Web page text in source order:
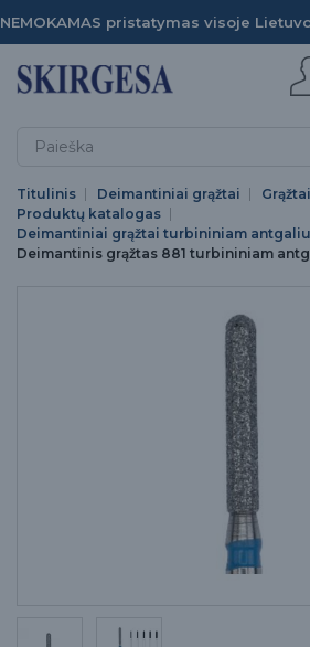
NEMOKAMAS pristatymas visoje
Titulinis Deimantiniai grąžtai
Grąžtai
Produktų katalogas
Deimantiniai grąžtai turbininiam
Deimantinis grąžtas 881 turbininiam